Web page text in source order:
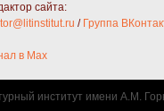
сайта:
/ Группа
в Max
институт имени А.М.